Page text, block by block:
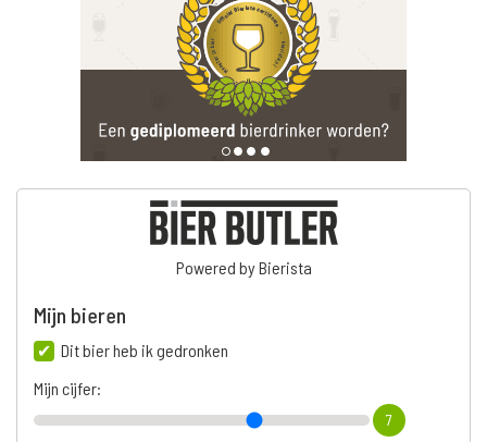
Powered by Bierista
Mijn bieren
Dit bier heb ik gedronken
Mijn cijfer:
7